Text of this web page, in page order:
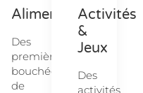
Alimentation
Des
premières
bouchées
de
Activités
&
Jeux
Des
activités